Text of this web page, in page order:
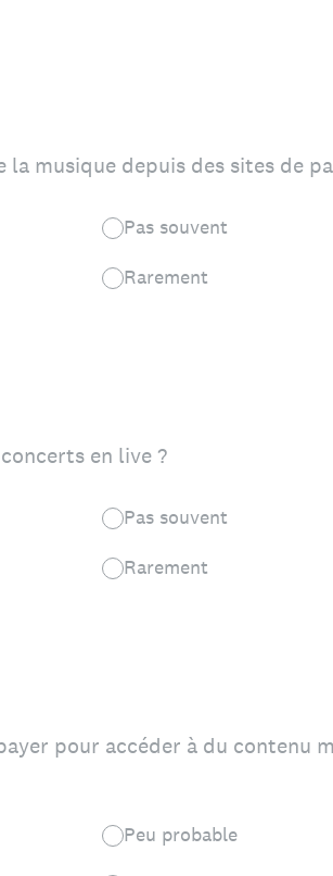
musique depuis des sites de
Pas souvent
Rarement
en live ?
Pas souvent
Rarement
pour accéder à du contenu
Peu probable